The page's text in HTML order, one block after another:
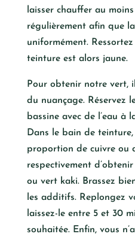
laisser chauffer au
régulièrement afin que
uniformément.
teinture est alors jaune.
Pour obtenir notre vert,
du nuançage. Réservez
bassine avec de l’eau à
Dans le bain de
proportion de cuivre ou
respectivement
ou vert kaki. Brassez
les additifs. Replongez
laissez-le entre 5 et 30
souhaitée. Enfin, vous